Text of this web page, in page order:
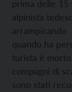
prima delle 15
alpinista
arrampicando
quando ha
turista è
compagni di
sono stati